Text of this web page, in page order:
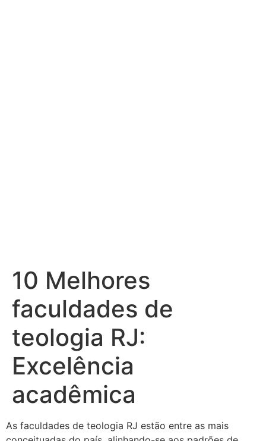
10 Melhores
faculdades de
teologia RJ:
Excelência
acadêmica
As faculdades de teologia RJ estão entre as mais